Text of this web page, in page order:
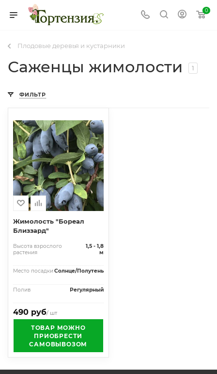
0
Плодовые деревья и кустарники
Саженцы жимолости 1
ФИЛЬТР
Жимолость "Бореал
Близзард"
Высота взрослого
растения
1,5 - 1,8
м
Место посадки Солнце/Полутень
Полив Регулярный
490 руб/ шт
ТОВАР МОЖНО
ПРИОБРЕСТИ
САМОВЫВОЗОМ